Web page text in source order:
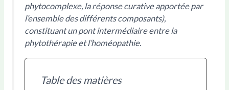
phytocomplexe, la réponse curative apportée par
l’ensemble des différents composants),
constituant un pont intermédiaire entre la
phytothérapie et l’homéopathie.
Table des matières